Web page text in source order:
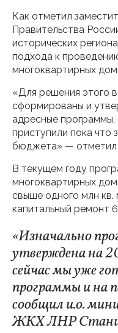
Как отметил
Правительства
исторических
подхода к
многоквартирных
«Для решения этого
сформированы и
адресные программы,
приступили пока что
бюджета» — отметил
В текущем году
многоквартирных
свыше одного млн кв.
капитальный ремонт
«Изначально
утверждена на
сейчас мы уже
программы и на
сообщил и.о.
ЖКХ ЛНР